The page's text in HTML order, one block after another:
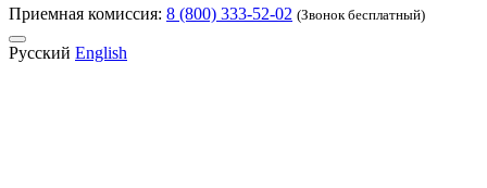
Приемная комиссия: 8 (800) 333-52-02 (Звонок бесплатный)
Русский English